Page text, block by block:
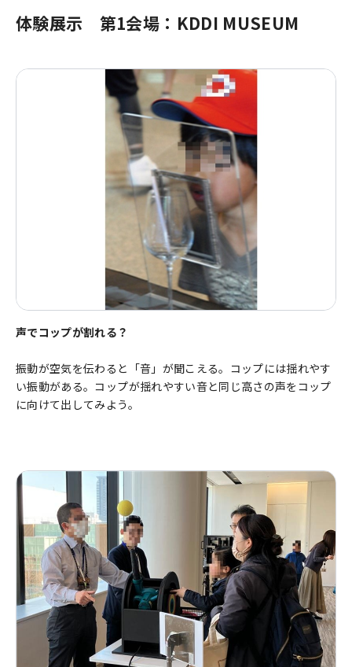
体験展示 第1会場：KDDI MUSEUM
声でコップが割れる？
振動が空気を伝わると「音」が聞こえる。コップには揺れやす
い振動がある。コップが揺れやすい音と同じ高さの声をコップ
に向けて出してみよう。